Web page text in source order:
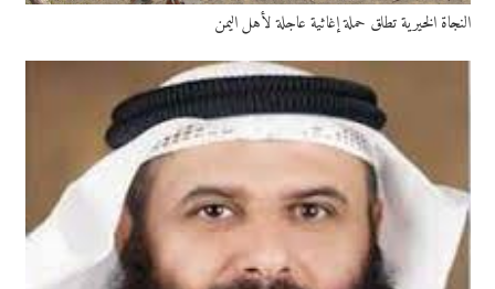
النجاة الخيرية تطلق حملة إغاثية عاجلة لأهل اليمن